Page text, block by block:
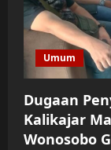
Umum
Dugaan
Kalikajar
Wonosobo